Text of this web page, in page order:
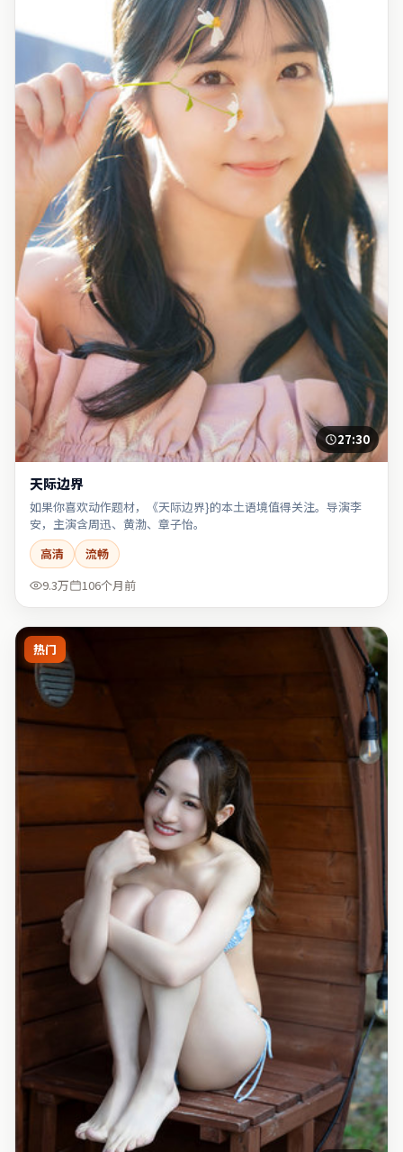
27:30
天际边界
如果你喜欢动作题材，《天际边界}的本土语境值得关注。导演李
安，主演含周迅、黄渤、章子怡。
高清
流畅
9.3万
106个月前
热门